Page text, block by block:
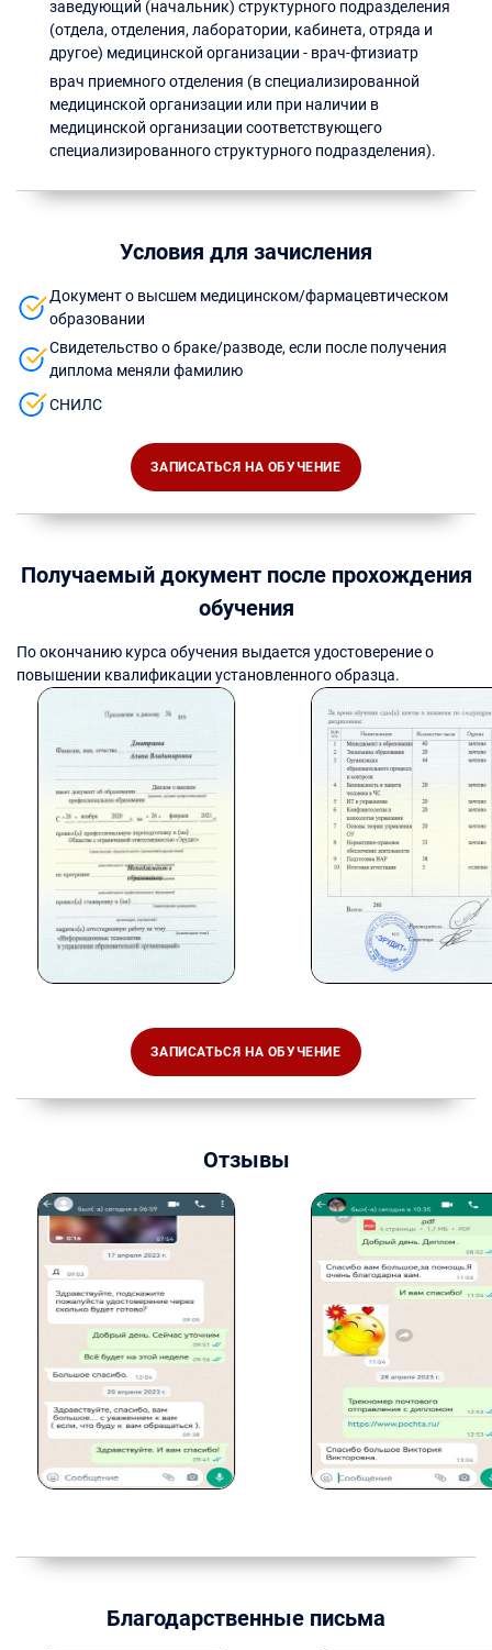
заведующий (начальник) структурного подразделения
(отдела, отделения, лаборатории, кабинета, отряда и
другое) медицинской организации - врач-фтизиатр
врач приемного отделения (в специализированной
медицинской организации или при наличии в
медицинской организации соответствующего
специализированного структурного подразделения).
Условия для зачисления
Документ о высшем медицинском/фармацевтическом
образовании
Свидетельство о браке/разводе, если после получения
диплома меняли фамилию
СНИЛС
ЗАПИСАТЬСЯ НА ОБУЧЕНИЕ
Получаемый документ после прохождения
обучения
По окончанию курса обучения выдается удостоверение о
повышении квалификации установленного образца.
ЗАПИСАТЬСЯ НА ОБУЧЕНИЕ
Отзывы
Благодарственные письма